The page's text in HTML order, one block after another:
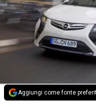
Aggiungi come fonte